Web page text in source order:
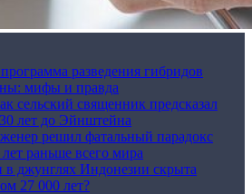
разведения гибридов
мифы и правда
сельский священник предсказал
лет до Эйнштейна
решил фатальный парадокс
раньше всего мира
в джунглях Индонезии скрыта
27 000 лет?